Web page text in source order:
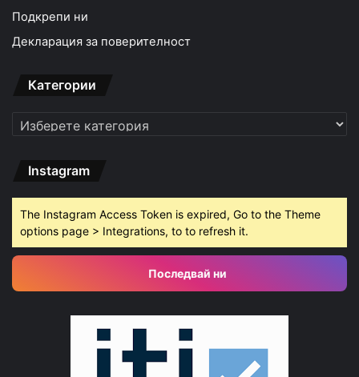
Подкрепи ни
Декларация за поверителност
Категории
Категории
Instagram
The Instagram Access Token is expired, Go to the Theme
options page > Integrations, to to refresh it.
Последвай ни